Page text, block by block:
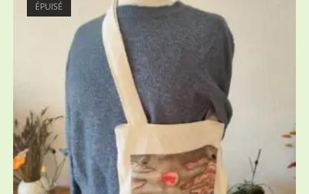
ÉPUISÉ